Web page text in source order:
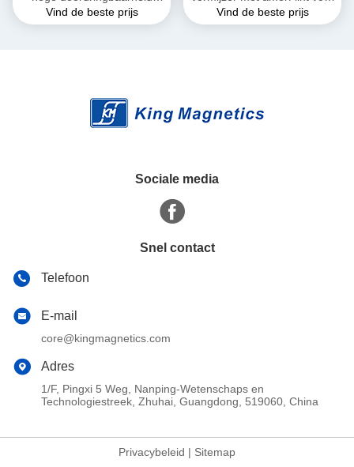
voor huidige transformator
Vind de beste prijs
grote huidige reactor
Vind de beste prijs
Sociale media
Snel contact
Telefoon
E-mail
core@kingmagnetics.com
Adres
1/F, Pingxi 5 Weg, Nanping-Wetenschaps en
Technologiestreek, Zhuhai, Guangdong, 519060, China
Privacybeleid | Sitemap